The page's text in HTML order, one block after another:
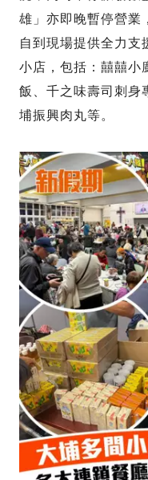
雄」亦即晚暫停營業
自到現場提供全力支
小店，包括：囍囍小
飯、千之味壽司刺身
埔振興肉丸等。